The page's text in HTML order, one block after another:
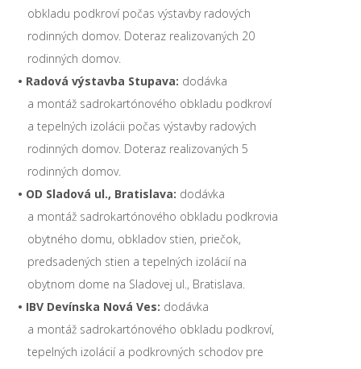
obkladu podkroví počas výstavby radových
rodinných domov. Doteraz realizovaných 20
rodinných domov.
• Radová výstavba Stupava: dodávka
a montáž sadrokartónového obkladu podkroví
a tepelných izolácii počas výstavby radových
rodinných domov. Doteraz realizovaných 5
rodinných domov.
• OD Sladová ul., Bratislava: dodávka
a montáž sadrokartónového obkladu podkrovia
obytného domu, obkladov stien, priečok,
predsadených stien a tepelných izolácií na
obytnom dome na Sladovej ul., Bratislava.
• IBV Devínska Nová Ves: dodávka
a montáž sadrokartónového obkladu podkroví,
tepelných izolácií a podkrovných schodov pre